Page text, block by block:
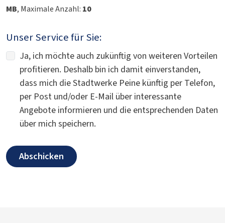
MB, Maximale Anzahl: 10
Unser Service für Sie:
Ja, ich möchte auch zukünftig von weiteren Vorteilen
profitieren. Deshalb bin ich damit einverstanden,
dass mich die Stadtwerke Peine künftig per Telefon,
per Post und/oder E-Mail über interessante
Angebote informieren und die entsprechenden Daten
über mich speichern.